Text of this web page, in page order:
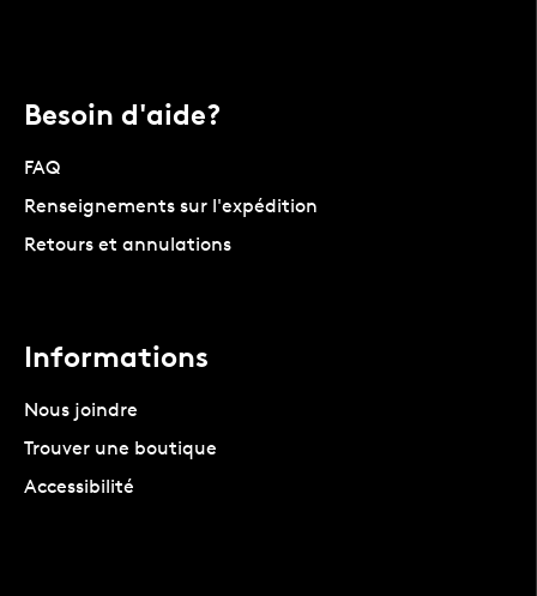
Besoin d'aide?
FAQ
Renseignements sur l'expédition
Retours et annulations
Informations
Nous joindre
Trouver une boutique
Accessibilité